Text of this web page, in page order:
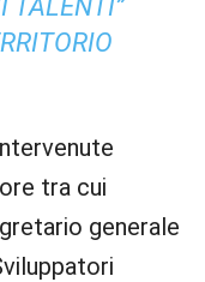
TALENTI”
tra cui
generale